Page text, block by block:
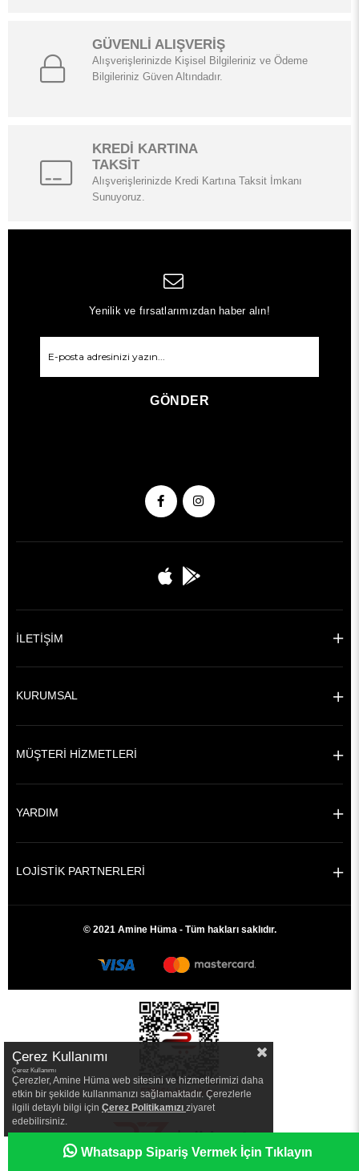
GÜVENLİ ALIŞVERİŞ
Alışverişlerinizde Kişisel Bilgileriniz ve Ödeme
Bilgileriniz Güven Altındadır.
KREDİ KARTINA
TAKSİT
Alışverişlerinizde Kredi Kartına Taksit İmkanı
Sunuyoruz.
Yenilik ve fırsatlarımızdan haber alın!
GÖNDER
İLETİŞİM
KURUMSAL
MÜŞTERİ HİZMETLERİ
YARDIM
LOJİSTİK PARTNERLERİ
© 2021 Amine Hüma - Tüm hakları saklıdır.
Whatsapp Sipariş Vermek İçin Tıklayın
|
Çerez Kullanımı
Çerez Kullanımı
Çerezler, Amine Hüma web sitesini ve hizmetlerimizi daha
etkin bir şekilde kullanmanızı sağlamaktadır. Çerezlerle
ilgili detaylı bilgi için Çerez Politikamızı ziyaret
edebilirsiniz.